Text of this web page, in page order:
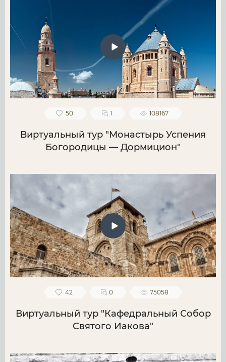
50 1 108167
Виртуальный тур "Монастырь Успения
Богородицы — Дормицион"
42 0 75058
Виртуальный тур "Кафедральный Собор
Святого Иакова"